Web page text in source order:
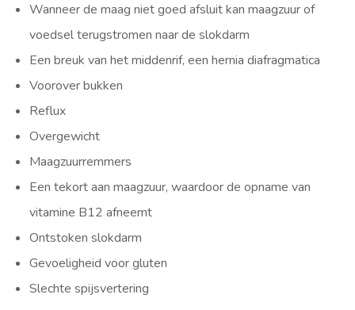
Wanneer de maag niet goed afsluit kan maagzuur of
voedsel terugstromen naar de slokdarm
Een breuk van het middenrif, een hernia diafragmatica
Voorover bukken
Reflux
Overgewicht
Maagzuurremmers
Een tekort aan maagzuur, waardoor de opname van
vitamine B12 afneemt
Ontstoken slokdarm
Gevoeligheid voor gluten
Slechte spijsvertering